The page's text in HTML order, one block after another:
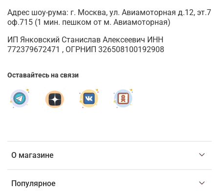
О магазине
Популярное
Адрес шоу-рума: г. Москва, ул. Авиамоторная д.12, эт.7
оф.715 (1 мин. пешком от м. Авиамоторная)
ИП Янковский Станислав Алексеевич ИНН
772379672471 , ОГРНИП 326508100192908
Оставайтесь на связи